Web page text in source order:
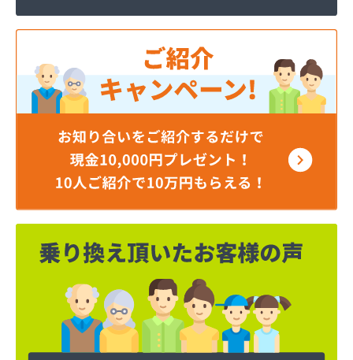
岡谷酸素株式会社 長野営業所
貝印石油株式会社 長野支店
株式会社エナジー内山
株式会社カワネン 本社・ガス事業部
株式会社クレックス 長野営業所
株式会社サイサン 佐久営業所
株式会社サイサン 千曲営業所
株式会社サイサン 長野支店
株式会社サイサン 東御営業所
株式会社セリタ
株式会社セリタ 上田営業所
株式会社タカサワ長野営業所LPG
株式会社ホームエネルギー長野 長野センター
株式会社リビック長野
株式会社叶屋
株式会社高木屋プロパン部
株式会社森田